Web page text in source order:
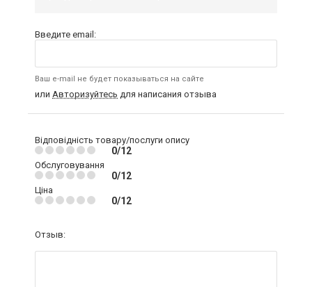
Введите email:
Ваш e-mail не будет показываться на сайте
или Авторизуйтесь для написания отзыва
Відповідність товару/послуги опису
0/12
Обслуговування
0/12
Ціна
0/12
Отзыв: